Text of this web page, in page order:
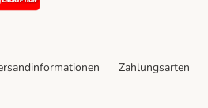
Zahlungsarten